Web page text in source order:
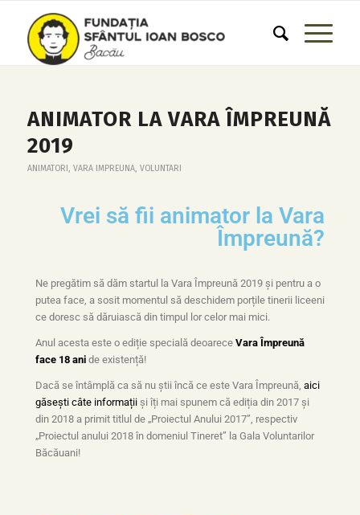
ANIMATOR LA VARA ÎMPREUNĂ
2019
ANIMATORI, VARA IMPREUNA, VOLUNTARI
Vrei să fii animator la Vara
Împreună?
Ne pregătim să dăm startul la Vara Împreună 2019 și pentru a o
putea face, a sosit momentul să deschidem porțile tinerii liceeni
ce doresc să dăruiască din timpul lor celor mai mici.
Anul acesta este o ediție specială deoareceVara Împreună
face 18 anide existență!
Dacă se întâmplă ca să nu știi încă ce este Vara Împreună, aici
găsești câte informațiiși îți mai spunem că ediția din 2017 și
din 2018 a primit titlul de „Proiectul Anului 2017”, respectiv
„Proiectul anului 2018 în domeniul Tineret” la Gala Voluntarilor
Băcăuani!